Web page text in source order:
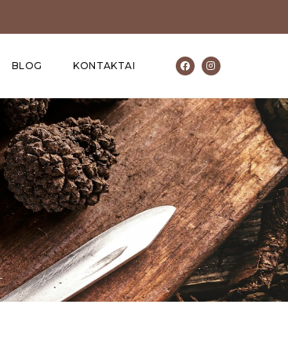
BLOG KONTAKTAI